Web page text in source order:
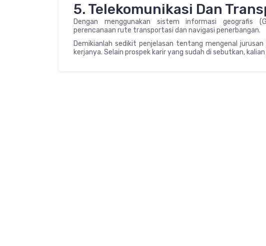
5. Telekomunikasi Dan
Dengan menggunakan sistem informasi geografis
perencanaan rute transportasi dan navigasi penerbangan.
Demikianlah sedikit penjelasan tentang mengenal
kerjanya. Selain prospek karir yang sudah di sebutkan,